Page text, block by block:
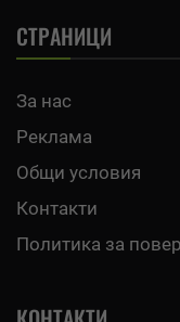
СТРАНИЦИ
За нас
Реклама
Общи условия
Контакти
Политика за